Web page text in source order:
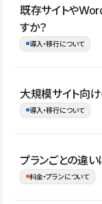
コーポレートサイ
グ・メディア、イ
ォリオなど幅広く制
既存サイトや
すか？
導入・移行について
はい。既存サイトの
Studio上に再構築
イト全体のデザイ
め、移行後にペー
大規模サイト向
導入・移行について
はい。アクセス規
理、セキュリティ
プランごとの違
料金・プランについて